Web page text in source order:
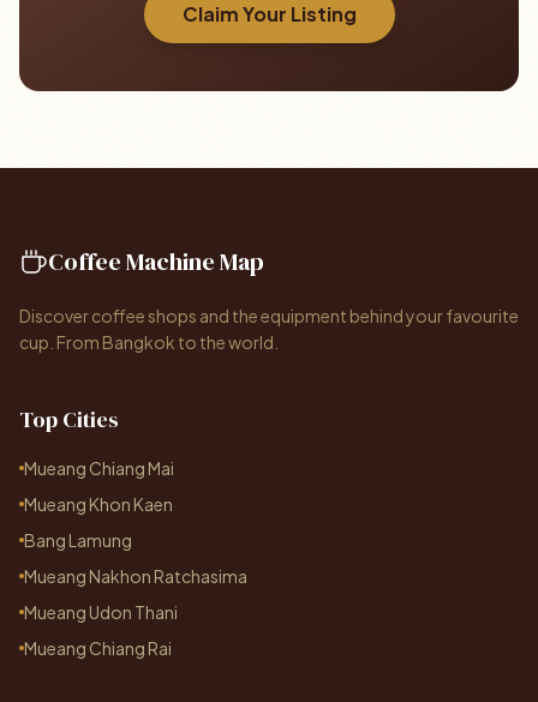
Claim Your Listing
Coffee Machine Map
Discover coffee shops and the equipment behind your favourite
cup. From Bangkok to the world.
Top Cities
Mueang Chiang Mai
Mueang Khon Kaen
Bang Lamung
Mueang Nakhon Ratchasima
Mueang Udon Thani
Mueang Chiang Rai